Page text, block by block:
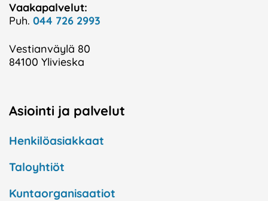
Vaakapalvelut:
Puh. 044 726 2993
Vestianväylä 80
84100 Ylivieska
Asiointi ja palvelut
Henkilöasiakkaat
Taloyhtiöt
Kuntaorganisaatiot